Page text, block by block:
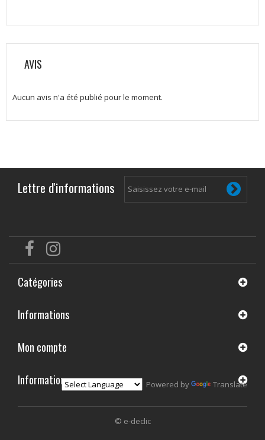
AVIS
Aucun avis n'a été publié pour le moment.
Lettre d'informations
Catégories
Informations
© e-declic
Mon compte
Informations Powered by Translate